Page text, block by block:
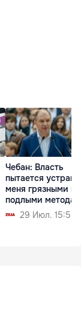
Чебан: Власть
пытается
меня грязными и
подлыми
29 Июл. 15:55